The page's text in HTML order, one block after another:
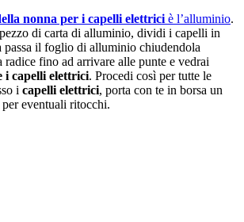
nonna per i capelli elettrici è l’alluminio.
di carta di alluminio, dividi i capelli in
passa il foglio di alluminio chiudendola
radice fino ad arrivare alle punte e vedrai
i capelli elettrici. Procedi così per tutte le
i capelli elettrici, porta con te in borsa un
eventuali ritocchi.